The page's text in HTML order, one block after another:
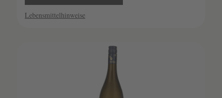
Lebensmittelhinweise